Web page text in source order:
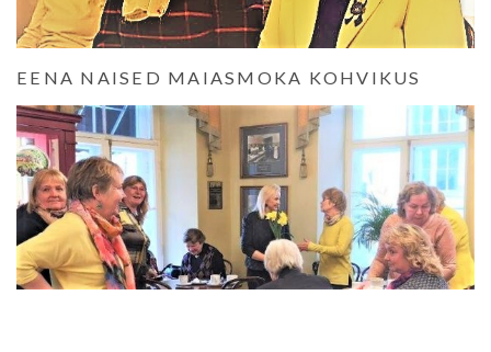
EENA NAISED MAIASMOKA KOHVIKUS